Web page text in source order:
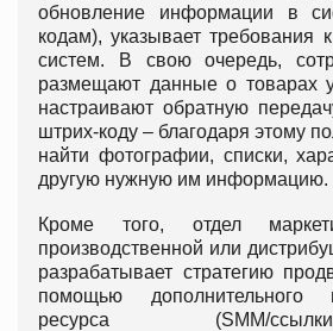
обновление информации в
кодам), указывает требования
систем. В свою очередь,
размещают данные о товарах
настраивают обратную
штрих-коду – благодаря этому
найти фотографии, списки,
другую нужную им информацию.
Кроме того, отдел
производственной или
разрабатывает стратегию
помощью дополнительного
ресурса (SMM/ссылки/